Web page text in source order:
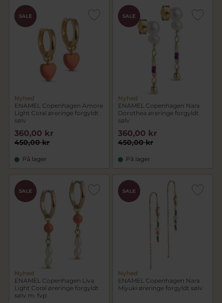
SALE
Nyhed
ENAMEL Copenhagen Amore
Light Coral øreringe forgyldt
sølv
450,00 kr
360,00 kr
På lager
SALE
Nyhed
ENAMEL Copenhagen Nara
Dorothea øreringe forgyldt
sølv
450,00 kr
360,00 kr
På lager
SALE
Nyhed
ENAMEL Copenhagen Liva
Light Coral øreringe forgyldt
sølv m. fvp
SALE
Nyhed
ENAMEL Copenhagen Nara
Miyuki øreringe forgyldt sølv